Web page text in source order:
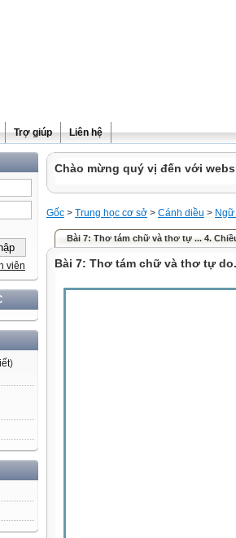
Trợ giúp Liên hệ
viên
)
Chào mừng quý vị đến với
Gốc > Trung học cơ sở > Cánh diều >
Bài 7: Thơ tám chữ và thơ tự ... 4.
Bài 7: Thơ tám chữ và thơ tự